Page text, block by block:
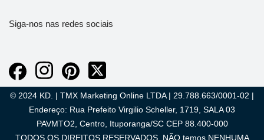
Siga-nos nas redes sociais
© 2024 KD. | TMX Marketing Online LTDA | 29.788.663/0001-02 |
Endereço: Rua Prefeito Virgilio Scheller, 1719, SALA 03
PAVMTO2, Centro, Ituporanga/SC CEP 88.400-000
TODOS OS DIREITOS RESERVADOS. NÃO temos NENHUMA